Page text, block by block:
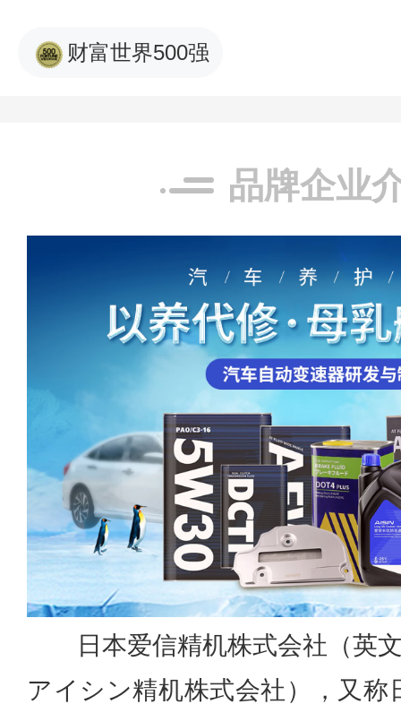
财富世界500强
品牌企业
日本爱信精机株式会社（英
アイシン精机株式会社），又称